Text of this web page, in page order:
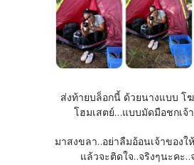
ส่งท้ายบล็อกนี้ ด้วยนางแบบ โ
โฮมเสตย์...แบบมัดมือชกเจ้
มาสงขลา..อย่าลืมอ้อนเจ้าของ
แล้วจะติดใจ..จริงๆนะคะ..